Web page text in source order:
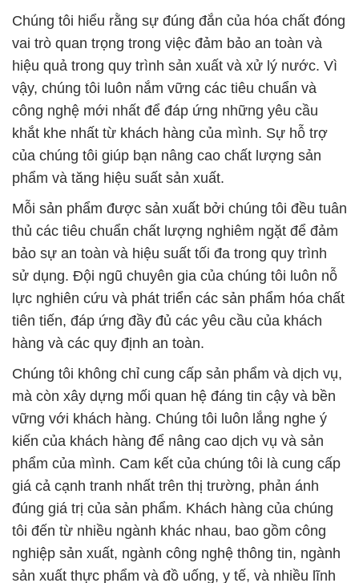
Chúng tôi hiểu rằng sự đúng đắn của hóa chất đóng
vai trò quan trọng trong việc đảm bảo an toàn và
hiệu quả trong quy trình sản xuất và xử lý nước. Vì
vậy, chúng tôi luôn nắm vững các tiêu chuẩn và
công nghệ mới nhất để đáp ứng những yêu cầu
khắt khe nhất từ khách hàng của mình. Sự hỗ trợ
của chúng tôi giúp bạn nâng cao chất lượng sản
phẩm và tăng hiệu suất sản xuất.
Mỗi sản phẩm được sản xuất bởi chúng tôi đều tuân
thủ các tiêu chuẩn chất lượng nghiêm ngặt để đảm
bảo sự an toàn và hiệu suất tối đa trong quy trình
sử dụng. Đội ngũ chuyên gia của chúng tôi luôn nỗ
lực nghiên cứu và phát triển các sản phẩm hóa chất
tiên tiến, đáp ứng đầy đủ các yêu cầu của khách
hàng và các quy định an toàn.
Chúng tôi không chỉ cung cấp sản phẩm và dịch vụ,
mà còn xây dựng mối quan hệ đáng tin cậy và bền
vững với khách hàng. Chúng tôi luôn lắng nghe ý
kiến của khách hàng để nâng cao dịch vụ và sản
phẩm của mình. Cam kết của chúng tôi là cung cấp
giá cả cạnh tranh nhất trên thị trường, phản ánh
đúng giá trị của sản phẩm. Khách hàng của chúng
tôi đến từ nhiều ngành khác nhau, bao gồm công
nghiệp sản xuất, ngành công nghệ thông tin, ngành
sản xuất thực phẩm và đồ uống, y tế, và nhiều lĩnh